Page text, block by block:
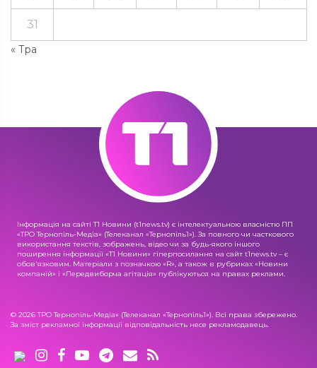
« Тра
31
Інформація на сайті Т1 Новини (t1news.tv) є інтелектуальною власністю ПП
«ТРО Тернопіль-Медіа» (Телеканал «Тернопіль1»). За повного чи часткового
використання текстів, зображень, відео чи за будь-якого іншого
поширення інформації «Т1 Новини» гіперпосилання на сайт t1news.tv – є
обов'язковим. Матеріали з позначкою «R», а також в рубриках «Новини
компаній» і «Передвиборча агітація» публікуються на правах реклами.
© 2026 ТРО Тернопіль-Медіа» (Телеканал «Тернопіль1»). Всі права збережено.
За зміст рекламної інформації відповідальність несе рекламодавець.